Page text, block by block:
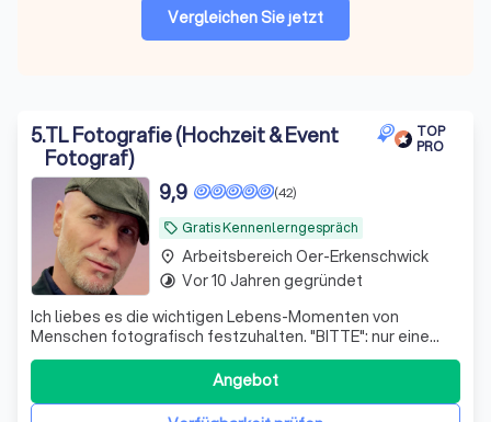
Vergleichen Sie jetzt
5.TL Fotografie (Hochzeit & Event
Fotograf)
TOP
PRO
local_offer Gratis Kennenlerngespräch
(42)
9,9
Ich liebes es die wichtigen Lebens-Momenten von
Menschen fotografisch festzuhalten. "BITTE": nur eine
Anfrage senden, wenn sie wirklich Interesse an einer
Buchung haben, da wir hier die Anfragen bezahlen
müssen!!! Vielen lieben Dank für Ihr Verständnis!!!" Bei TL-
Fotografie, geführt von mir Thomas
Angebot
place Arbeitsbereich Oer-Erkenschwick
timelapse Vor 10 Jahren gegründet